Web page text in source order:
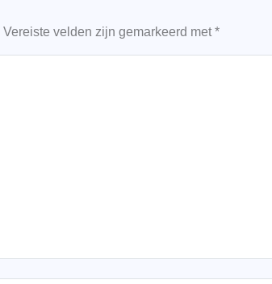
Vereiste velden zijn gemarkeerd met*